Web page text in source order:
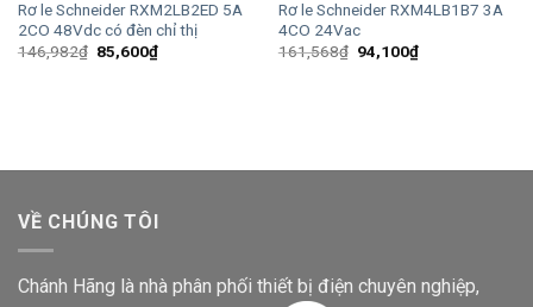
Rơ le Schneider RXM2LB2ED 5A
2CO 48Vdc có đèn chỉ thị
146,982₫ Giá
gốc
85,600₫Giá
hiện
Rơ le Schneider RXM4LB1B7 3A
4CO 24Vac
161,568₫ Giá
gốc
94,100₫Giá
hiện
VỀ CHÚNG TÔI
Chánh Hãng là nhà phân phối thiết bị điện chuyên nghiệp,